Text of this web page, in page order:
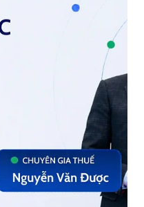
tâm giáo dục tại TP.HCM.
ty: Trung tâm giáo dục
giúp trung tâm giáo
nhật thay đổi mới nhất,
và chuẩn bị năng lực
liên quan đến thuế, hóa